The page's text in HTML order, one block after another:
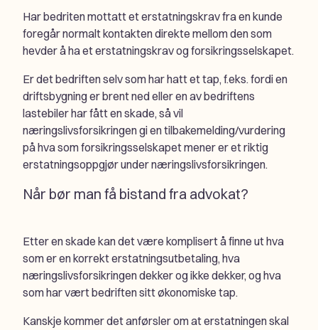
Har bedriten mottatt et erstatningskrav fra en kunde
foregår normalt kontakten direkte mellom den som
hevder å ha et erstatningskrav og forsikringsselskapet.
Er det bedriften selv som har hatt et tap, f.eks. fordi en
driftsbygning er brent ned eller en av bedriftens
lastebiler har fått en skade, så vil
næringslivsforsikringen gi en tilbakemelding/vurdering
på hva som forsikringsselskapet mener er et riktig
erstatningsoppgjør under næringslivsforsikringen.
Når bør man få bistand fra advokat?
Etter en skade kan det være komplisert å finne ut hva
som er en korrekt erstatningsutbetaling, hva
næringslivsforsikringen dekker og ikke dekker, og hva
som har vært bedriften sitt økonomiske tap.
Kanskje kommer det anførsler om at erstatningen skal